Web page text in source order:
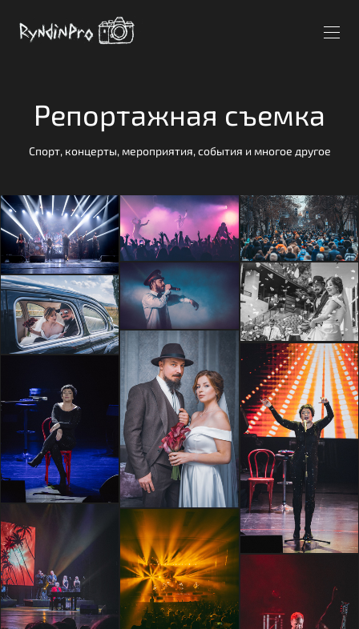
Репортажная съемка
Спорт, концерты, мероприятия, события и многое другое